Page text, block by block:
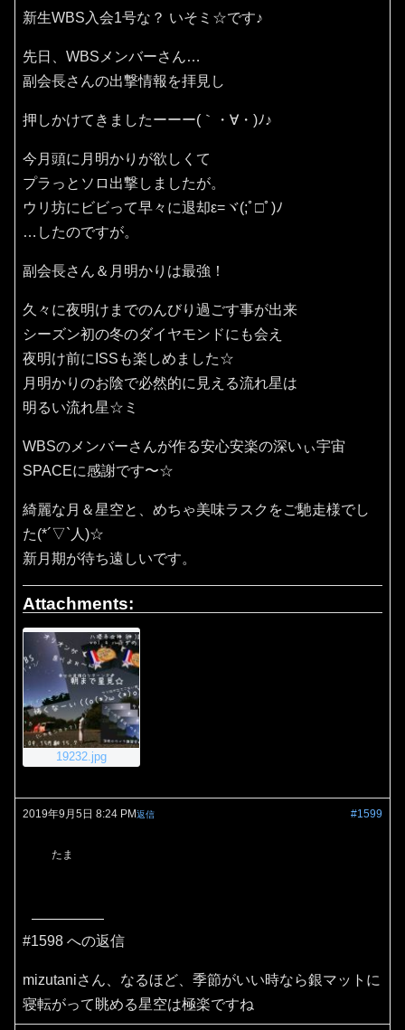
新生WBS入会1号な？ いそミ☆です♪
先日、WBSメンバーさん…
副会長さんの出撃情報を拝見し
押しかけてきましたーーー(｀・∀・)ﾉ♪
今月頭に月明かりが欲しくて
プラっとソロ出撃しましたが。
ウリ坊にビビって早々に退却ε=ヾ(;ﾟ□ﾟ)ﾉ
…したのですが。
副会長さん＆月明かりは最強！
久々に夜明けまでのんびり過ごす事が出来
シーズン初の冬のダイヤモンドにも会え
夜明け前にISSも楽しめました☆
月明かりのお陰で必然的に見える流れ星は
明るい流れ星☆ミ
WBSのメンバーさんが作る安心安楽の深いぃ宇宙
SPACEに感謝です〜☆
綺麗な月＆星空と、めちゃ美味ラスクをご馳走様でし
た(*´▽`人)☆
新月期が待ち遠しいです。
Attachments:
19232.jpg
2019年9月5日 8:24 PM #1599
返信
たま
#1598 への返信
mizutaniさん、なるほど、季節がいい時なら銀マットに
寝転がって眺める星空は極楽ですね